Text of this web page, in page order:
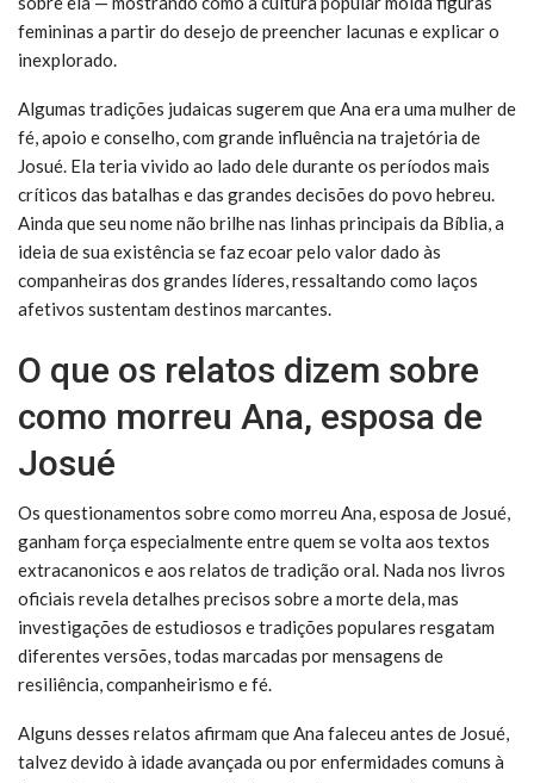
femininas a partir do desejo de preencher lacunas e explicar o
inexplorado.
Algumas tradições judaicas sugerem que Ana era uma mulher de
fé, apoio e conselho, com grande influência na trajetória de
Josué. Ela teria vivido ao lado dele durante os períodos mais
críticos das batalhas e das grandes decisões do povo hebreu.
Ainda que seu nome não brilhe nas linhas principais da Bíblia, a
ideia de sua existência se faz ecoar pelo valor dado às
companheiras dos grandes líderes, ressaltando como laços
afetivos sustentam destinos marcantes.
O que os relatos dizem sobre
como morreu Ana, esposa de
Josué
Os questionamentos sobre como morreu Ana, esposa de Josué,
ganham força especialmente entre quem se volta aos textos
extracanonicos e aos relatos de tradição oral. Nada nos livros
oficiais revela detalhes precisos sobre a morte dela, mas
investigações de estudiosos e tradições populares resgatam
diferentes versões, todas marcadas por mensagens de
resiliência, companheirismo e fé.
Alguns desses relatos afirmam que Ana faleceu antes de Josué,
talvez devido à idade avançada ou por enfermidades comuns à